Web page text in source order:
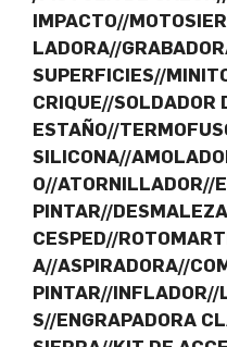
IMPACTO//
LADORA//
SUPERFICIES//
CRIQUE//SOLDADOR
ESTAÑO//
SILICONA//
O//ATORNILLADOR//
PINTAR//
CESPED//
A//ASPIRADORA//
PINTAR//INFLADOR//
S//ENGRAPADORA